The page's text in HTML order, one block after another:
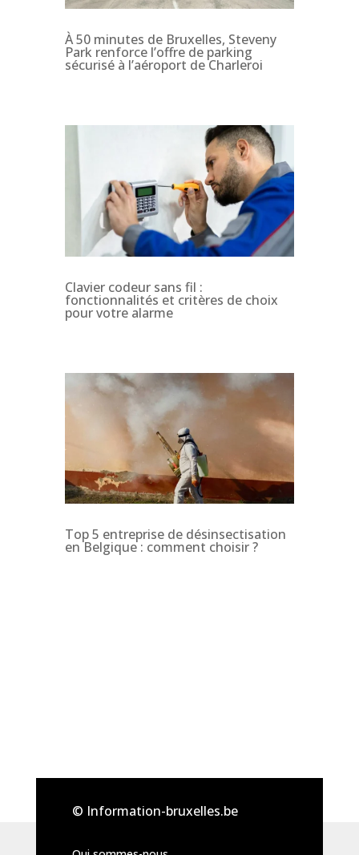
À 50 minutes de Bruxelles, Steveny
Park renforce l’offre de parking
sécurisé à l’aéroport de Charleroi
Clavier codeur sans fil :
fonctionnalités et critères de choix
pour votre alarme
Top 5 entreprise de désinsectisation
en Belgique : comment choisir ?
© Information-bruxelles.be